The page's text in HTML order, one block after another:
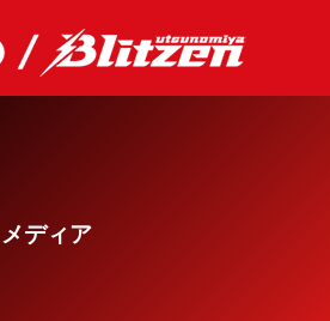
ディア